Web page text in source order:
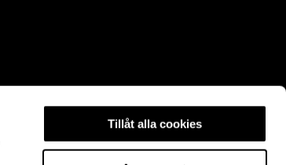
Tillåt alla cookies